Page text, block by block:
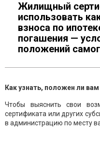
Жилищный
использовать
взноса по
погашения —
положений
Как узнать, положен ли
Чтобы выяснить свои
сертификата или других
в администрацию по месту